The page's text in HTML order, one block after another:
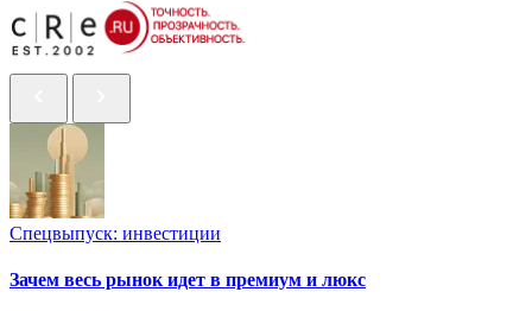
Спецвыпуск: инвестиции
Зачем весь рынок идет в премиум и люкс